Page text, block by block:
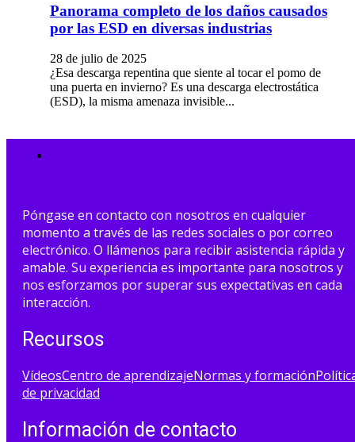
Panorama completo de los daños causados
por las ESD en diversas industrias
28 de julio de 2025
¿Esa descarga repentina que siente al tocar el pomo de
una puerta en invierno? Es una descarga electrostática
(ESD), la misma amenaza invisible...
Póngase en contacto con nosotros en cualquier
momento a través de las redes sociales o por correo
electrónico. O llámenos para recibir asistencia rápida y
amable. Su experiencia es importante para nosotros y
nos esforzamos por superar sus expectativas en cada
interacción.
Recursos
VídeosCentro de aprendizajeNormas y formación
de privacidad
Información de contacto